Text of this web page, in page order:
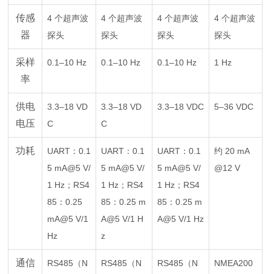
传感
器
4 个超声波
探头
4 个超声波
探头
4 个超声波
探头
4 个超声波
探头
采样
率
0.1–10 Hz 0.1–10 Hz 0.1–10 Hz 1 Hz
供电
电压
3.3–18 VD
C
3.3–18 VD
C
3.3–18 VDC 5–36 VDC
功耗
UART：0.1
5 mA@5 V/
1 Hz；RS4
85：0.25
mA@5 V/1
Hz
UART：0.1
5 mA@5 V/
1 Hz；RS4
85：0.25 m
A@5 V/1 H
z
UART：0.1
5 mA@5 V/
1 Hz；RS4
85：0.25 m
A@5 V/1 Hz
约 20 mA
@12 V
通信
RS485（N
RS485（N
RS485（N
NMEA200